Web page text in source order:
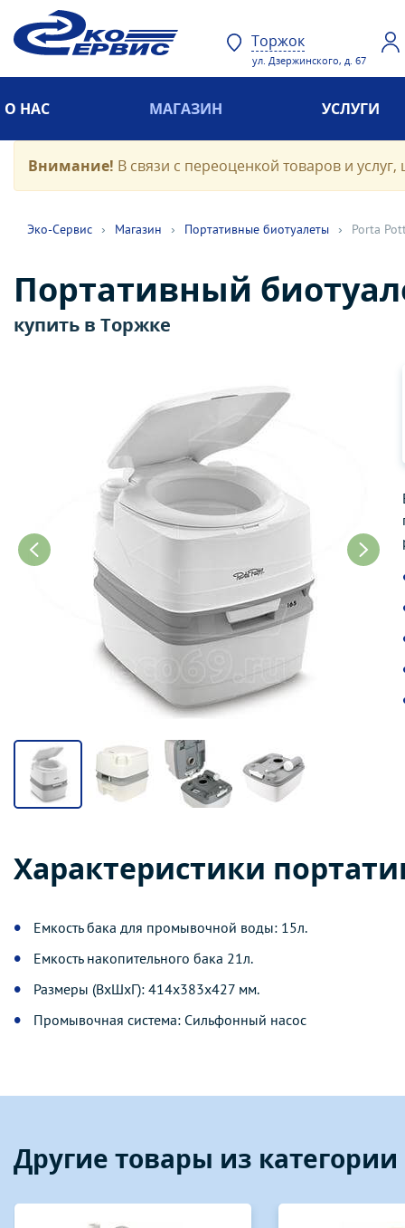
Торжок
ул. Дзержинского, д. 67
О НАС МАГАЗИН УСЛУГИ
Внимание! В связи с переоценкой товаров и
Эко-Cервис › Магазин › Портативные биотуалеты › Porta
Портативный
купить в Торжке
Характеристики
Емкость бака для промывочной воды: 15л.
Емкость накопительного бака 21л.
Размеры (ВxШxГ): 414х383х427 мм.
Промывочная система: Сильфонный насос
Другие товары из